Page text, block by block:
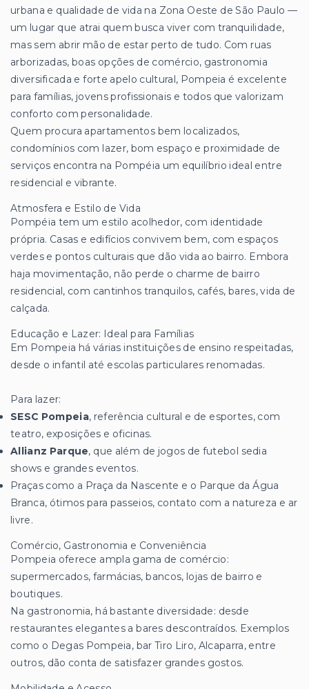
urbana e qualidade de vida na Zona Oeste de São Paulo —
um lugar que atrai quem busca viver com tranquilidade,
mas sem abrir mão de estar perto de tudo. Com ruas
arborizadas, boas opções de comércio, gastronomia
diversificada e forte apelo cultural, Pompeia é excelente
para famílias, jovens profissionais e todos que valorizam
conforto com personalidade.
Quem procura apartamentos bem localizados,
condomínios com lazer, bom espaço e proximidade de
serviços encontra na Pompéia um equilíbrio ideal entre
residencial e vibrante.
Atmosfera e Estilo de Vida
Pompéia tem um estilo acolhedor, com identidade
própria. Casas e edifícios convivem bem, com espaços
verdes e pontos culturais que dão vida ao bairro. Embora
haja movimentação, não perde o charme de bairro
residencial, com cantinhos tranquilos, cafés, bares, vida de
calçada.
Educação e Lazer: Ideal para Famílias
Em Pompeia há várias instituições de ensino respeitadas,
desde o infantil até escolas particulares renomadas.
Para lazer:
SESC Pompeia, referência cultural e de esportes, com
teatro, exposições e oficinas.
Allianz Parque, que além de jogos de futebol sedia
shows e grandes eventos.
Praças como a Praça da Nascente e o Parque da Água
Branca, ótimos para passeios, contato com a natureza e ar
livre.
Comércio, Gastronomia e Conveniência
Pompeia oferece ampla gama de comércio:
supermercados, farmácias, bancos, lojas de bairro e
boutiques.
Na gastronomia, há bastante diversidade: desde
restaurantes elegantes a bares descontraídos. Exemplos
como o Degas Pompeia, bar Tiro Liro, Alcaparra, entre
outros, dão conta de satisfazer grandes gostos.